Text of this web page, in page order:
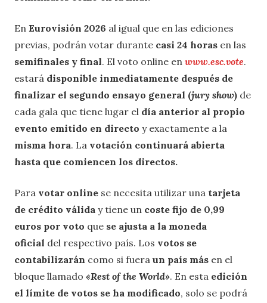
En Eurovisión 2026 al igual que en las ediciones
previas, podrán votar durante casi 24 horas en las
semifinales y final. El voto online en www.esc.vote.
estará disponible inmediatamente después de
finalizar el segundo ensayo general (jury show) de
cada gala que tiene lugar el día anterior al propio
evento emitido en directo y exactamente a la
misma hora. La votación continuará abierta
hasta que comiencen los directos.
Para votar online se necesita utilizar una tarjeta
de crédito válida y tiene un coste fijo de 0,99
euros por voto que se ajusta a la moneda
oficial del respectivo país. Los votos se
contabilizarán como si fuera un país más en el
bloque llamado «Rest of the World». En esta edición
el límite de votos se ha modificado, solo se podrá